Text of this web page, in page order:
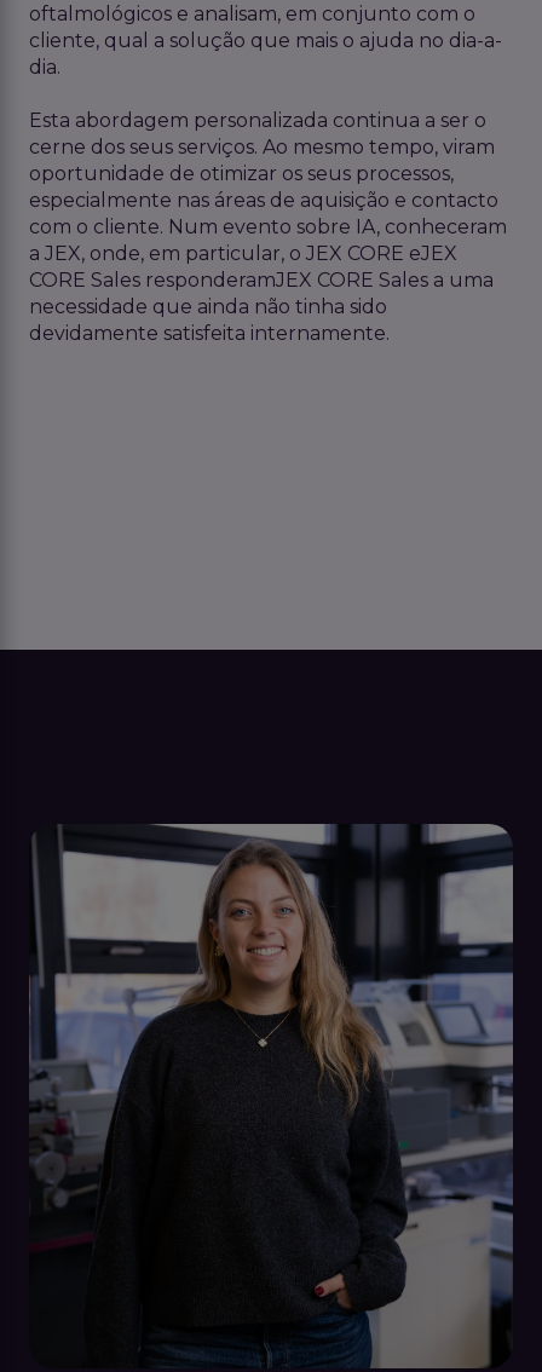
oftalmológicos e analisam, em conjunto com o
cliente, qual a solução que mais o ajuda no dia-a-
dia.
Esta abordagem personalizada continua a ser o
cerne dos seus serviços. Ao mesmo tempo, viram
oportunidade de otimizar os seus processos,
especialmente nas áreas de aquisição e contacto
com o cliente. Num evento sobre IA, conheceram
a JEX, onde, em particular, o JEX CORE eJEX
CORE Sales responderamJEX CORE Sales a uma
necessidade que ainda não tinha sido
devidamente satisfeita internamente.